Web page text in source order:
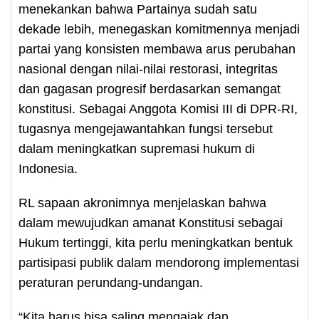
menekankan bahwa Partainya sudah satu
dekade lebih, menegaskan komitmennya menjadi
partai yang konsisten membawa arus perubahan
nasional dengan nilai-nilai restorasi, integritas
dan gagasan progresif berdasarkan semangat
konstitusi. Sebagai Anggota Komisi III di DPR-RI,
tugasnya mengejawantahkan fungsi tersebut
dalam meningkatkan supremasi hukum di
Indonesia.
RL sapaan akronimnya menjelaskan bahwa
dalam mewujudkan amanat Konstitusi sebagai
Hukum tertinggi, kita perlu meningkatkan bentuk
partisipasi publik dalam mendorong implementasi
peraturan perundang-undangan.